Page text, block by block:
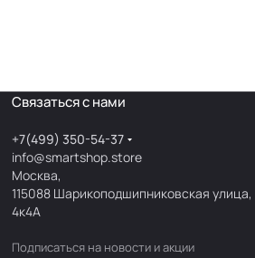
Связаться с нами
+7(499) 350-54-37
info@smartshop.store
Москва,
115088 Шарикоподшипниковская улица,
4к4А
Подписаться на новости и акции